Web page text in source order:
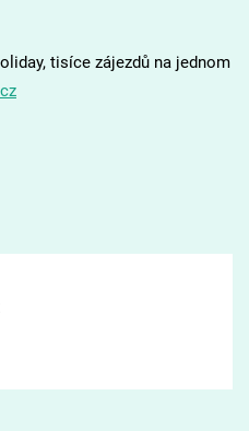
tisíce zájezdů na jednom